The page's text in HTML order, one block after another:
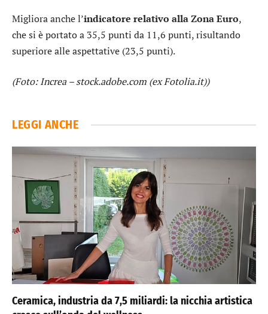
Migliora anche l’indicatore relativo alla Zona Euro,
che si è portato a 35,5 punti da 11,6 punti, risultando
superiore alle aspettative (23,5 punti).
(Foto: Increa – stock.adobe.com (ex Fotolia.it))
LEGGI ANCHE
Ceramica, industria da 7,5 miliardi: la nicchia artistica